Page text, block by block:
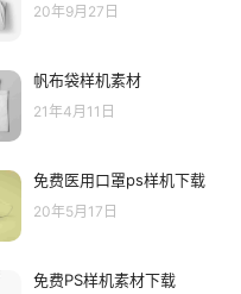
20年9月27日
帆布袋样机素材
21年4月11日
免费医用口罩ps样机下载
20年5月17日
免费PS样机素材下载